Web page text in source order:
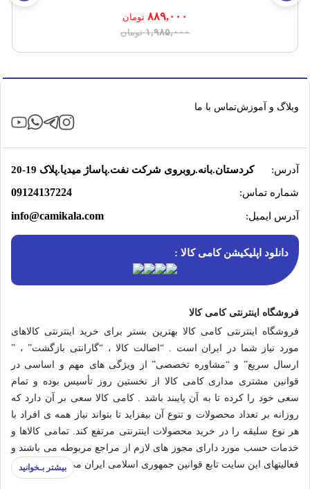
۱,۹۸۵,۰۰۰ تومانقیمت
۱,۹۸۵,۰۰۰ تومان
۸۸۹,۰۰۰ تومان
قیمت
۸۸۹,۰۰۰ تومان.
وبلاگ و آموزشتماس با ما
آدرس: کردستان.بانه.روبروی شرکت نفت.پاساژ میدیا.پلاک 19-20
شماره تماس: 09124137224
آدرس ایمیل: info@camikala.com
دانلود اپلیکیشن کامی کالا :
فروشگاه اینترنتی کامی کالا
فروشگاه اینترنتی کامی کالا بهترین بستر برای خرید اینترنتی کالاهای
مورد نیاز شما در ایران است . “اصالت کالا ، “گارانتی بازگشت” ، ”
ارسال سریع” و “مشاوره تخصصی” از ویژگی های مهم و اساسی در
قوانین مشتری مداری کامی کالا از نخستین روز تأسیس بوده و تمام
سعی خود را کرده تا به آن پایبند باشد . کامی کالا سعی بر آن دارد که
روزانه بر تعداد محصولات و تنوع آن بیفزاید تا بتواند نیاز همه ی افراد با
هر نوع سلیقه را در خرید محصولات اینترنتی مرتفع کند. تمامی کالاها و
خدمات حسب مورد دارای مجوز های لازم از مراجع مربوطه می باشند و
فعالیتهای این سایت تابع قوانین جمهوری اسلامی ایران می‌باشد.